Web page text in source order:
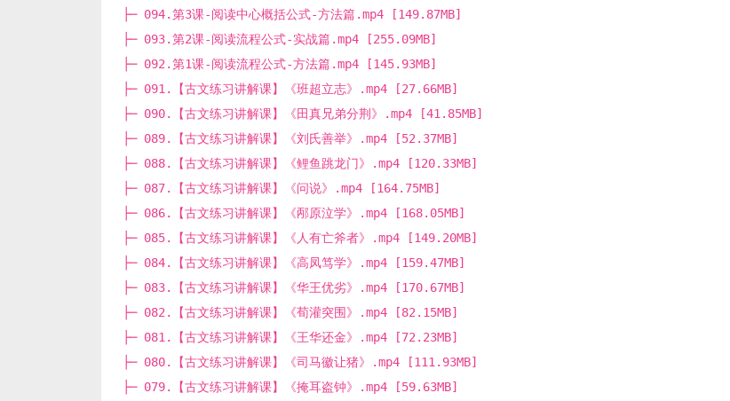
├─ 094.第3课-阅读中心概括公式-方法篇.mp4 [149.87MB]
├─ 093.第2课-阅读流程公式-实战篇.mp4 [255.09MB]
├─ 092.第1课-阅读流程公式-方法篇.mp4 [145.93MB]
├─ 091.【古文练习讲解课】《班超立志》.mp4 [27.66MB]
├─ 090.【古文练习讲解课】《田真兄弟分荆》.mp4 [41.85MB]
├─ 089.【古文练习讲解课】《刘氏善举》.mp4 [52.37MB]
├─ 088.【古文练习讲解课】《鲤鱼跳龙门》.mp4 [120.33MB]
├─ 087.【古文练习讲解课】《问说》.mp4 [164.75MB]
├─ 086.【古文练习讲解课】《邴原泣学》.mp4 [168.05MB]
├─ 085.【古文练习讲解课】《人有亡斧者》.mp4 [149.20MB]
├─ 084.【古文练习讲解课】《高凤笃学》.mp4 [159.47MB]
├─ 083.【古文练习讲解课】《华王优劣》.mp4 [170.67MB]
├─ 082.【古文练习讲解课】《荀灌突围》.mp4 [82.15MB]
├─ 081.【古文练习讲解课】《王华还金》.mp4 [72.23MB]
├─ 080.【古文练习讲解课】《司马徽让猪》.mp4 [111.93MB]
├─ 079.【古文练习讲解课】《掩耳盗钟》.mp4 [59.63MB]